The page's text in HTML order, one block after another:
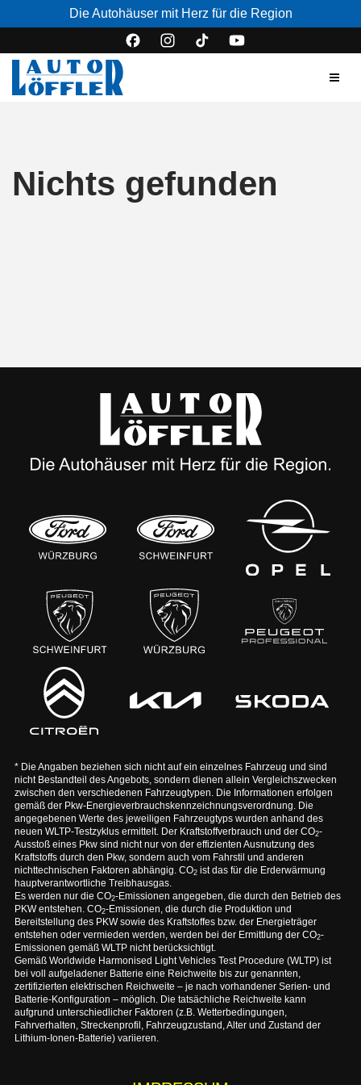
Die Autohäuser mit Herz für die Region
Nichts gefunden
* Die Angaben beziehen sich nicht auf ein einzelnes Fahrzeug und sind
nicht Bestandteil des Angebots, sondern dienen allein Vergleichszwecken
zwischen den verschiedenen Fahrzeugtypen. Die Informationen erfolgen
gemäß der Pkw-Energieverbrauchskennzeichnungsverordnung. Die
angegebenen Werte des jeweiligen Fahrzeugtyps wurden anhand des
neuen WLTP-Testzyklus ermittelt. Der Kraftstoffverbrauch und der CO2-
Ausstoß eines Pkw sind nicht nur von der effizienten Ausnutzung des
Kraftstoffs durch den Pkw, sondern auch vom Fahrstil und anderen
nichttechnischen Faktoren abhängig. CO2ist das für die Erderwärmung
hauptverantwortliche Treibhausgas.
Es werden nur die CO2-Emissionen angegeben, die durch den Betrieb des
PKW entstehen. CO2-Emissionen, die durch die Produktion und
Bereitstellung des PKW sowie des Kraftstoffes bzw. der Energieträger
entstehen oder vermieden werden, werden bei der Ermittlung der CO2-
Emissionen gemäß WLTP nicht berücksichtigt.
Gemäß Worldwide Harmonised Light Vehicles Test Procedure (WLTP) ist
bei voll aufgeladener Batterie eine Reichweite bis zur genannten,
zertifizierten elektrischen Reichweite – je nach vorhandener Serien- und
Batterie-Konfiguration – möglich. Die tatsächliche Reichweite kann
aufgrund unterschiedlicher Faktoren (z.B. Wetterbedingungen,
Fahrverhalten, Streckenprofil, Fahrzeugzustand, Alter und Zustand der
Lithium-Ionen-Batterie) variieren.